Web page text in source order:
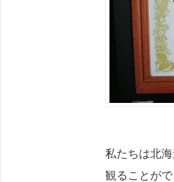
私たちは北
観ることがで